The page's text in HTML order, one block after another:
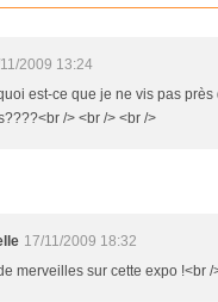
2009 13:24
est-ce que je ne vis pas près
/> <br /> <br />
17/11/2009 18:32
merveilles sur cette expo !<br /